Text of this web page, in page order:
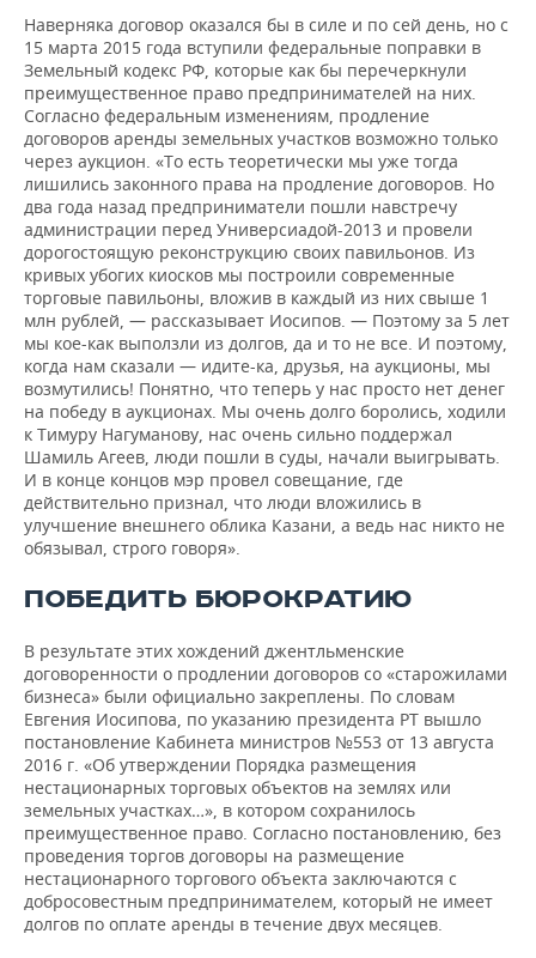
Наверняка договор оказался бы в силе и по сей день, но с
15 марта 2015 года вступили федеральные поправки в
Земельный кодекс РФ, которые как бы перечеркнули
преимущественное право предпринимателей на них.
Согласно федеральным изменениям, продление
договоров аренды земельных участков возможно только
через аукцион. «То есть теоретически мы уже тогда
лишились законного права на продление договоров. Но
два года назад предприниматели пошли навстречу
администрации перед Универсиадой-2013 и провели
дорогостоящую реконструкцию своих павильонов. Из
кривых убогих киосков мы построили современные
торговые павильоны, вложив в каждый из них свыше 1
млн рублей, — рассказывает Иосипов. — Поэтому за 5 лет
мы кое-как выползли из долгов, да и то не все. И поэтому,
когда нам сказали — идите-ка, друзья, на аукционы, мы
возмутились! Понятно, что теперь у нас просто нет денег
на победу в аукционах. Мы очень долго боролись, ходили
к Тимуру Нагуманову, нас очень сильно поддержал
Шамиль Агеев, люди пошли в суды, начали выигрывать.
И в конце концов мэр провел совещание, где
действительно признал, что люди вложились в
улучшение внешнего облика Казани, а ведь нас никто не
обязывал, строго говоря».
ПОБЕДИТЬ БЮРОКРАТИЮ
В результате этих хождений джентльменские
договоренности о продлении договоров со «старожилами
бизнеса» были официально закреплены. По словам
Евгения Иосипова, по указанию президента РТ вышло
постановление Кабинета министров №553 от 13 августа
2016 г. «Об утверждении Порядка размещения
нестационарных торговых объектов на землях или
земельных участках…», в котором сохранилось
преимущественное право. Согласно постановлению, без
проведения торгов договоры на размещение
нестационарного торгового объекта заключаются с
добросовестным предпринимателем, который не имеет
долгов по оплате аренды в течение двух месяцев.